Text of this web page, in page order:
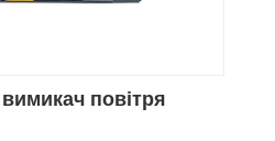
повітря